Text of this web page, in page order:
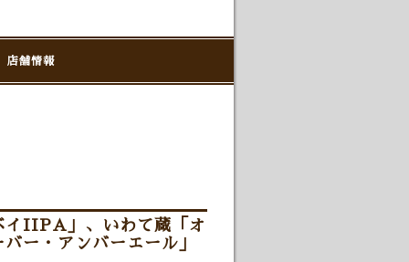
店舗情報
イIIPA」、いわて蔵「オ
ー・アンバーエール」